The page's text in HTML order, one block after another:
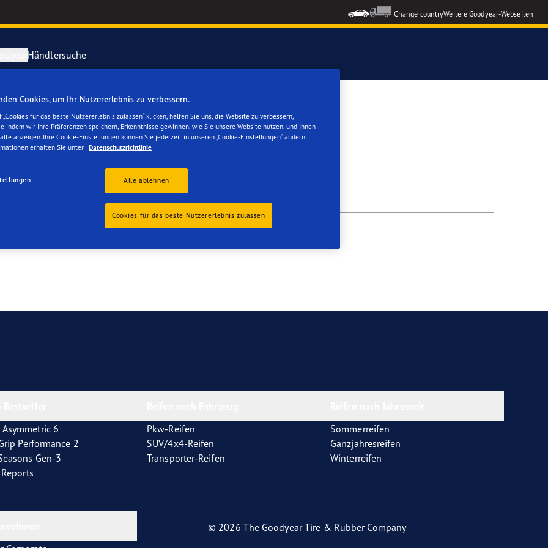
Change countryWeitere Goodyear-Webseiten
Reifenpflege
Sie einen Platten
erforscht Schnee
Blimp
RACING
UltraGrip Performance 3
Händlersuche
Asymmetric 6
Performance 2
Gen-3
Pkw-Reifen
SUV/4x4-Reifen
Transporter-Reifen
Sommerreifen
Ganzjahresreifen
Winterreifen
© 2026 The Goodyear Tire & Rubber Company
Cookies, um Ihr Nutzererlebnis zu verbessern.
„Cookies für das beste Nutzererlebnis zulassen“ klicken, helfen Sie uns, die Website zu verbessern,
indem wir Ihre Präferenzen speichern, Erkenntnisse gewinnen, wie Sie unsere Website nutzen, und Ihnen
anzeigen. Ihre Cookie-Einstellungen können Sie jederzeit in unseren „Cookie-Einstellungen“ ändern.
erhalten Sie unter Datenschutzrichtlinie
Alle ablehnen
Cookies für das beste Nutzererlebnis zulassen